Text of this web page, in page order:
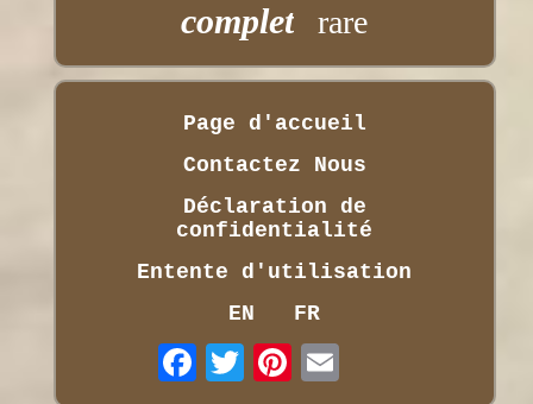
complet rare
Page d'accueil
Contactez Nous
Déclaration de
confidentialité
Entente d'utilisation
EN
FR